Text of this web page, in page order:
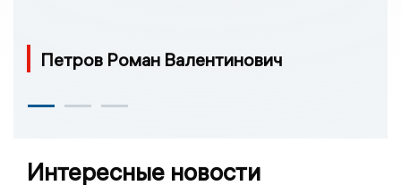
Петров Роман Валентинович
Интересные новости